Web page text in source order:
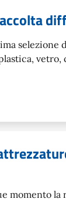
selezione
vetro,
momento